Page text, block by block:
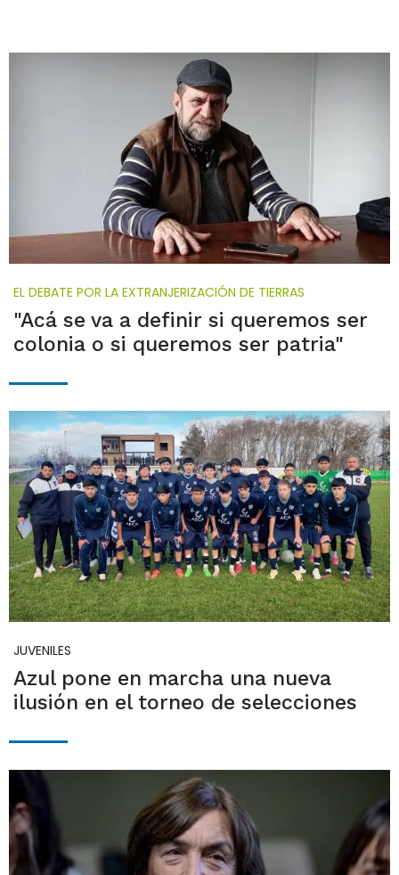
EL DEBATE POR LA EXTRANJERIZACIÓN DE TIERRAS
"Acá se va a definir si queremos ser
colonia o si queremos ser patria"
JUVENILES
Azul pone en marcha una nueva
ilusión en el torneo de selecciones